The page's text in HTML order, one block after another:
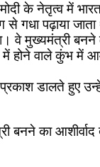
के नेतृत्व में भारत
पढ़ाया
वे मुख्यमंत्री बनने
होने वाले कुंभ में
प्रकाश डालते
बनने का